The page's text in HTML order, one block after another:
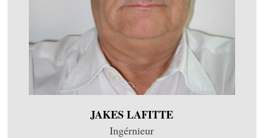
JAKES LAFITTE
Ingérnieur